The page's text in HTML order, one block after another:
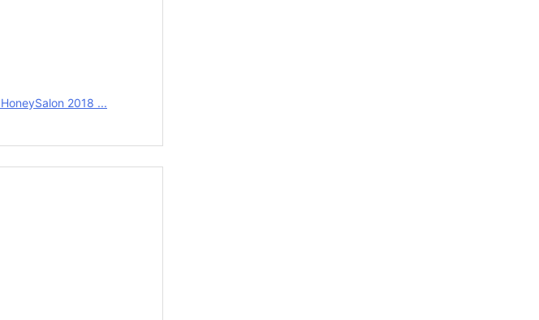
HoneySalon 2018 ...